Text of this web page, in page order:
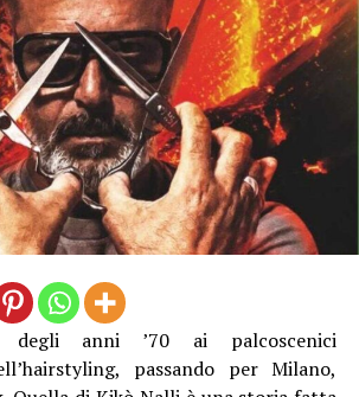
in funzione questa mattina è lunga
con travi in acciaio e specifici
per garantire la durabilità anche
è stato spiegato. Con il direttore
e il presidente del Consorzio di
erano presenti l’assessore regionale
Righini, il direttore generale di
degli anni ’70 ai palcoscenici
passando per Milano,